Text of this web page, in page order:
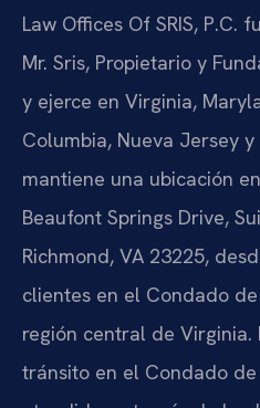
Law Offices Of SRIS, P.C.
Mr. Sris, Propietario y
y ejerce en Virginia,
Columbia, Nueva Jersey
mantiene una ubicación
Beaufont Springs Drive,
Richmond, VA 23225,
clientes en el Condado
región central de Virginia.
tránsito en el Condado